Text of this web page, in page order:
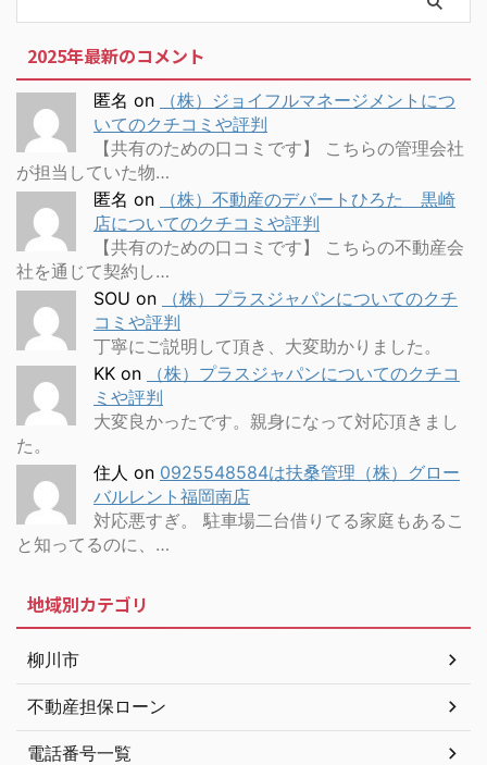
2025年最新のコメント
匿名 on
（株）ジョイフルマネージメントにつ
いてのクチコミや評判
【共有のための口コミです】 こちらの管理会社
が担当していた物…
匿名 on
（株）不動産のデパートひろた 黒崎
店についてのクチコミや評判
【共有のための口コミです】 こちらの不動産会
社を通じて契約し…
SOU on
（株）プラスジャパンについてのクチ
コミや評判
丁寧にご説明して頂き、大変助かりました。
KK on
（株）プラスジャパンについてのクチコ
ミや評判
大変良かったです。親身になって対応頂きまし
た。
住人 on 0925548584は扶桑管理（株）グロー
バルレント福岡南店
対応悪すぎ。 駐車場二台借りてる家庭もあるこ
と知ってるのに、…
地域別カテゴリ
柳川市
不動産担保ローン
電話番号一覧